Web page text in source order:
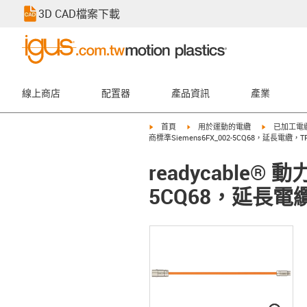
3D CAD檔案下載
線上商店 配置器 產品資訊 產業
igus-icon-arrow-right
首頁 igus-icon-arrow-right
用於運動的電纜 igus-icon-
已加工電
商標準Siemens6FX_002-5CQ68，延長電纜，
readycable® 動
5CQ68，延長電